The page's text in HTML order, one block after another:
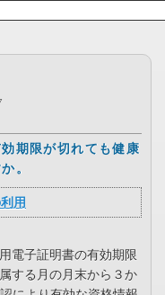
期限が切れても健康
。
用
電子証明書の有効期限
する月の月末から３か